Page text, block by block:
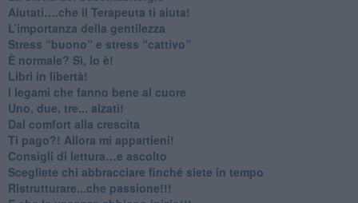
​Aiutati….che il Terapeuta ti aiuta!
​L’importanza della gentilezza
​Stress “buono” e stress “cattivo”
​È normale? Sì, lo è!
​Libri in libertà!
​I legami che fanno bene al cuore
Uno, due, tre... alzati!​
​Dal comfort alla crescita
​Ti pago?! Allora mi appartieni!​
​Consigli di lettura…e ascolto
​Scegliete chi abbracciare finché siete in tempo
​Ristrutturare...che passione!!!